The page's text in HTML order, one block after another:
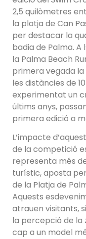
2,5 quilòmetres
la platja de Can
per destacar la
badia de Palma. A
la Palma Beach
primera vegada la
les distàncies de
experimentat un
últims anys,
primera edició a
L’impacte
de la competició
representa més
turístic, aposta
de la Platja de
Aquests
atrauen visitants,
la percepció de la
cap a un model